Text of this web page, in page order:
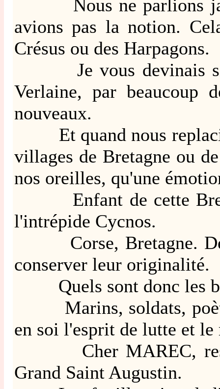
Nous ne parlions
avions pas la notion.
Crésus ou des Harpagons.
Je vous devinais si
Verlaine, par
nouveaux.
Et quand nous
villages de Bretagne ou
nos oreilles, qu'une
Enfant de cette
l'intrépide Cycnos.
Corse, Bretagne.
conserver leur originalité.
Quels sont donc les
Marins, soldats,
en soi l'esprit de lutte et
Cher MAREC, restez
Grand Saint Augustin.